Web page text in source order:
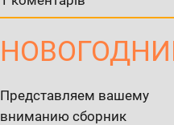
Представляем вашему
вниманию сборник